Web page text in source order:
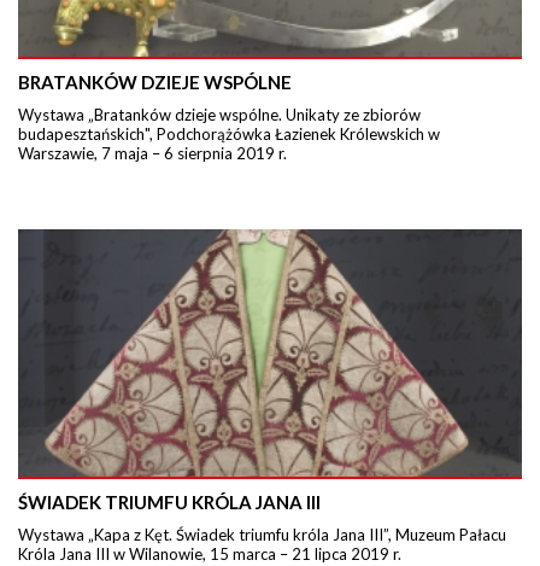
BRATANKÓW DZIEJE WSPÓLNE
Wystawa „Bratanków dzieje wspólne. Unikaty ze zbiorów
budapesztańskich", Podchorążówka Łazienek Królewskich w
Warszawie, 7 maja – 6 sierpnia 2019 r.
ŚWIADEK TRIUMFU KRÓLA JANA III
Wystawa „Kapa z Kęt. Świadek triumfu króla Jana III”, Muzeum Pałacu
Króla Jana III w Wilanowie, 15 marca – 21 lipca 2019 r.